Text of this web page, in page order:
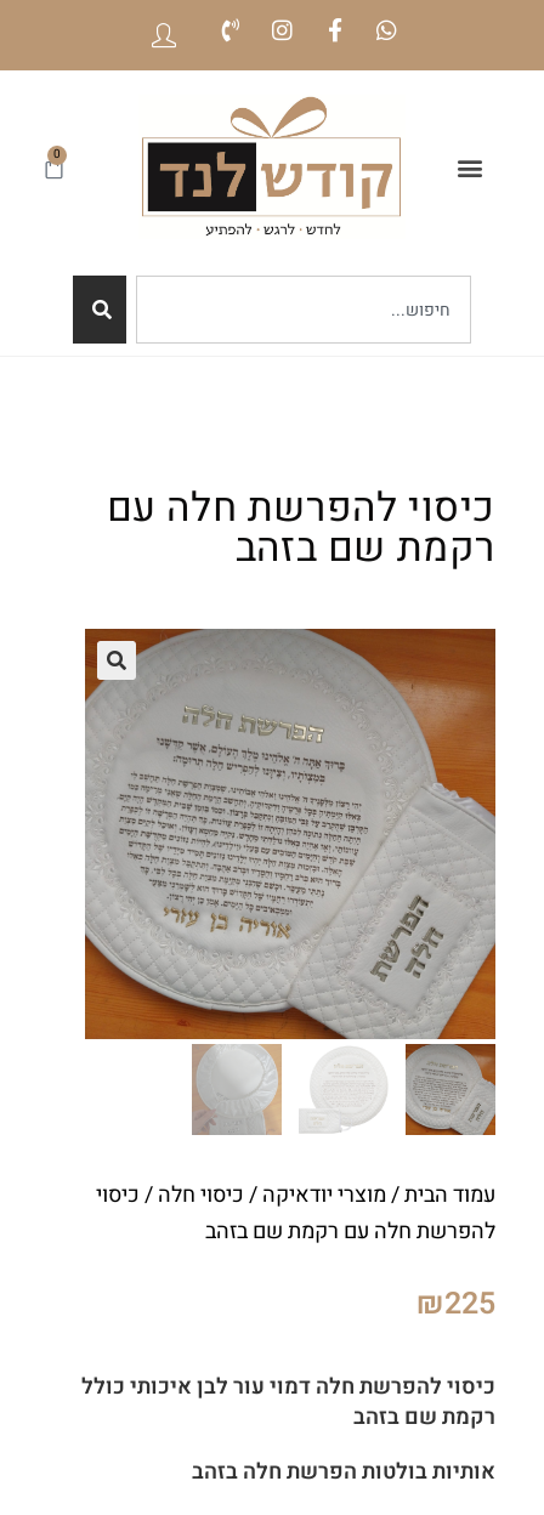
0
כיסוי להפרשת חלה עם
רקמת שם בזהב
עמוד הבית/מוצרי יודאיקה/כיסוי חלה/ כיסוי
להפרשת חלה עם רקמת שם בזהב
₪225
כיסוי להפרשת חלה דמוי עור לבן איכותי כולל
רקמת שם בזהב
אותיות בולטות הפרשת חלה בזהב